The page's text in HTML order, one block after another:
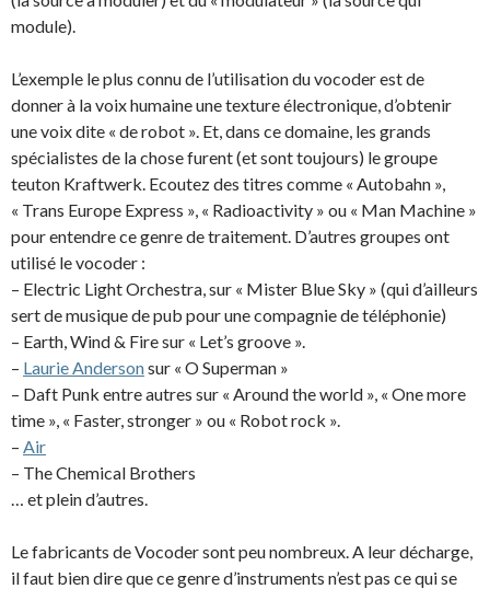
module).
L’exemple le plus connu de l’utilisation du vocoder est de
donner à la voix humaine une texture électronique, d’obtenir
une voix dite « de robot ». Et, dans ce domaine, les grands
spécialistes de la chose furent (et sont toujours) le groupe
teuton Kraftwerk. Ecoutez des titres comme « Autobahn »,
« Trans Europe Express », « Radioactivity » ou « Man Machine »
pour entendre ce genre de traitement. D’autres groupes ont
utilisé le vocoder :
– Electric Light Orchestra, sur « Mister Blue Sky » (qui d’ailleurs
sert de musique de pub pour une compagnie de téléphonie)
– Earth, Wind & Fire sur « Let’s groove ».
– Laurie Andersonsur « O Superman »
– Daft Punk entre autres sur « Around the world », « One more
time », « Faster, stronger » ou « Robot rock ».
– Air
– The Chemical Brothers
… et plein d’autres.
Le fabricants de Vocoder sont peu nombreux. A leur décharge,
il faut bien dire que ce genre d’instruments n’est pas ce qui se